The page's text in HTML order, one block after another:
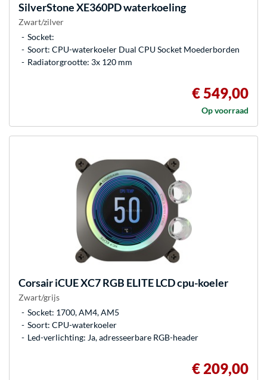
SilverStoneXE360PD waterkoeling
Zwart/zilver
Socket:
Soort: CPU-waterkoeler Dual CPU Socket Moederborden
Radiatorgrootte: 3x 120 mm
€ 549,00
Op voorraad
CorsairiCUE XC7 RGB ELITE LCD cpu-koeler
Zwart/grijs
Socket: 1700, AM4, AM5
Soort: CPU-waterkoeler
Led-verlichting: Ja, adresseerbare RGB-header
€ 209,00